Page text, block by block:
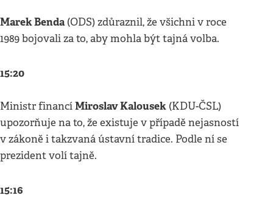
Marek Benda(ODS) zdůraznil, že všichni v roce
1989 bojovali za to, aby mohla být tajná volba.
15:20
Ministr financíMiroslav Kalousek (KDU-ČSL)
upozorňuje na to, že existuje v případě nejasností
v zákoně i takzvaná ústavní tradice. Podle ní se
prezident volí tajně.
15:16